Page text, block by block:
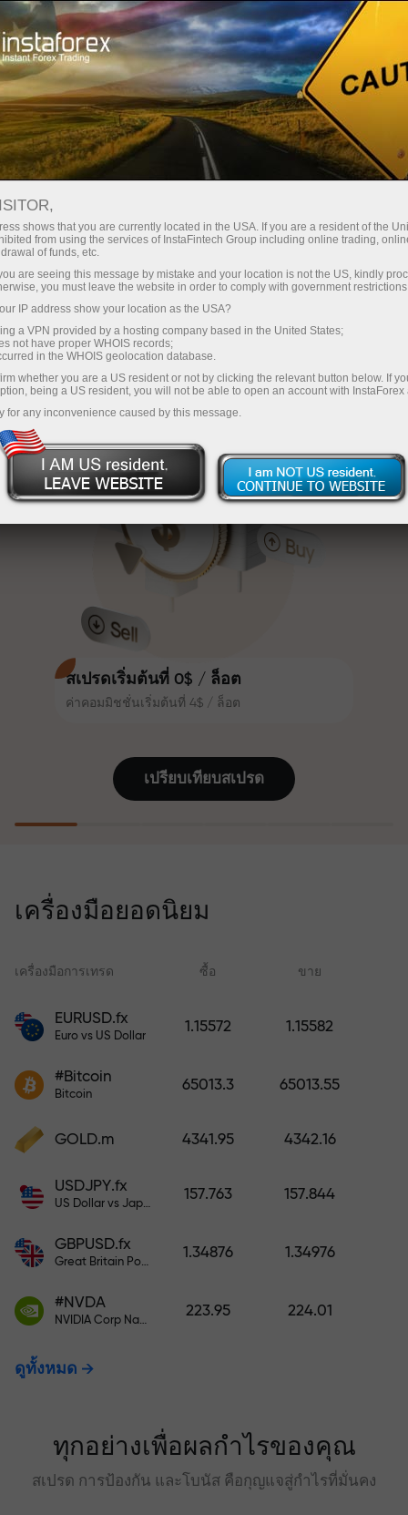
InstaForex
สเปรดเริ่มต้นที่ 0$ / ล็อต
ค่าคอมมิชชั่นเริ่มต้นที่ 4$ / ล็อต
กับ InstaForex คุณจะได้รับเงื่อนไขที่
สูงสุด 1:5000 สเปรดและค่า
คอมมิชชั่นที่ดีที่สุดในตลาด รวมถึง
เงื่อนไขที่เหมาะสมสำหรับการเทรด
หุ้นและดัชนี
InstaForex ทุกคนสามารถรับโบนัส
สูงสุด 30% จากยอดฝาก และใช้
ประโยชน์จากโปรโมชั่นและข้อเสนอ
พิเศษอื่น ๆ
ความเร็วในสนามแข่งและความเร็ว
ในการเทรดมีคุณค่าเดียวกัน Aleš
Loprais นำความมุ่งมั่นและวินัยเข้าสู่
โลกของการเทรด ในฐานะพันธมิตรที่
สร้างแรงบันดาลใจให้ลูกค้าบรรลุเป้า
หมายที่ทะเยอทะยาน
คนสามารถรับ iPhone, MacBook
หรือทริปในฝัน เพียงแค่ฝากเงิน
การขาดทุนและรับประกันกำไรเพิ่ม
ปกป้อง!
ผิด ยิ่งฝากมาก ตัวคูณยิ่งสูง
สเปรดต่ำมาก — กำไรสูง
โบนัส 30%
สำหรับทุกการฝาก
ความเร็ว
ในการเทรดและบนทางหลวง
แจ็กพอตของขวัญส่วนตัวของคุณ
ฝากเงินจำนวน $333 — เลือกของขวัญมูลค่าสูงสุด
$1,500
เทรดแบบไร้ความเสี่ยง — เรารับประกัน
กำไรของคุณ
โบนัสสูงสุด X1000 — ตัวคูณที่ใหญ่ที่สุด
เปรียบเทียบสเปรด
เครื่องมือยอดนิยม
เครื่องมือการเทรด ซื้อ ขาย
EURUSD.fx
Euro vs US Dollar
1.15572 1.15582
#Bitcoin
Bitcoin
65013.3 65013.55
GOLD.m 4341.95 4342.16
USDJPY.fx
US Dollar vs Japanese Yen
157.763 157.844
GBPUSD.fx
Great Britain Pound vs US Dollar
1.34876 1.34976
#NVDA
NVIDIA Corp Nasdaq Stock Exchange (Nasdaq) USD
223.95 224.01
ดูทั้งหมด
ทุกอย่างเพื่อผลกำไรของคุณ
สเปรด การป้องกัน และโบนัส คือกุญแจสู่กำไรที่มั่นคง
shows that you are currently located in the USA. If you are a resident of the
from using the services of InstaFintech Group including online trading,
of funds, etc.
are seeing this message by mistake and your location is not the US, kindly
you must leave the website in order to comply with government
IP address show your location as the USA?
a VPN provided by a hosting company based in the United States;
not have proper WHOIS records;
in the WHOIS geolocation database.
whether you are a US resident or not by clicking the relevant button below. If
being a US resident, you will not be able to open an account with InstaForex
for any inconvenience caused by this message.